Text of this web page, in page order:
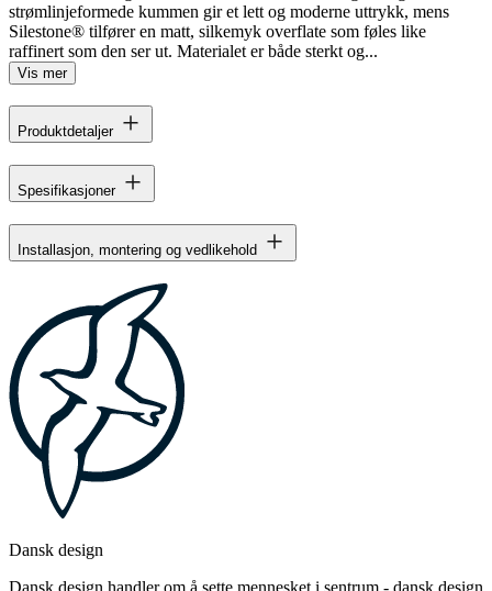
strømlinjeformede kummen gir et lett og moderne uttrykk, mens
Silestone® tilfører en matt, silkemyk overflate som føles like
raffinert som den ser ut. Materialet er både sterkt og...
Vis mer
Produktdetaljer
Spesifikasjoner
Installasjon, montering og vedlikehold
Dansk design